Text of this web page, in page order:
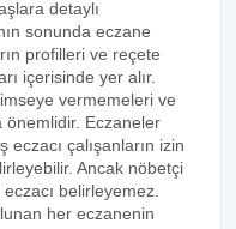
detaylı
sonunda eczane
profilleri ve reçete
içerisinde yer alır.
vermemeleri ve
önemlidir. Eczaneler
çalışanların izin
Ancak nöbetçi
belirleyemez.
her eczanenin